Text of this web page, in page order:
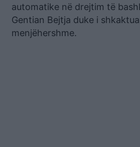
automatike në drejtim të
Gentian Bejtja duke i
menjëhershme.